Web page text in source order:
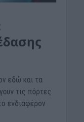
εδώ και τα
τις πόρτες
ενδιαφέρον